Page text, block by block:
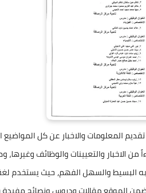
المعلومات والاخبار عن كل المواضيع
الاخبار والتعيينات والوظائف وغيرها،
البسيط والسهل الفهم، حيث